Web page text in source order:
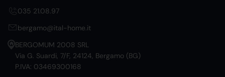
035 21.08.97
bergamo@ital-home.it
BERGOMUM 2008 SRL
Via G. Suardi, 7/F, 24124, Bergamo (BG)
P.IVA: 03469300168